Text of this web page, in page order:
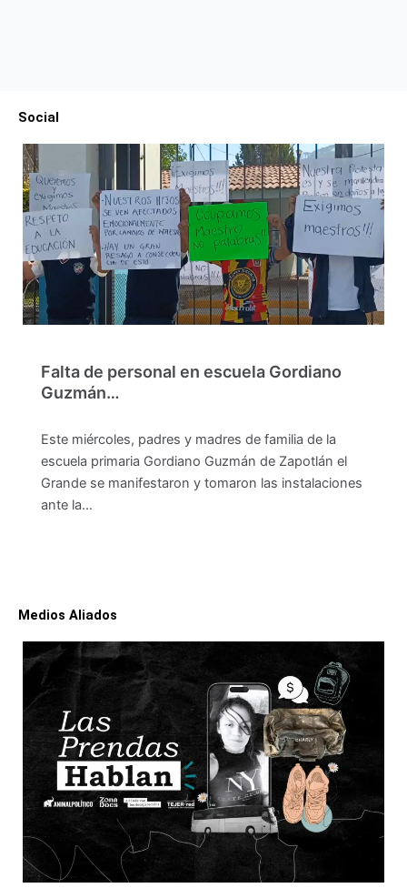
Social
Falta de personal en escuela Gordiano
Guzmán…
Este miércoles, padres y madres de familia de la
escuela primaria Gordiano Guzmán de Zapotlán el
Grande se manifestaron y tomaron las instalaciones
ante la…
Medios Aliados